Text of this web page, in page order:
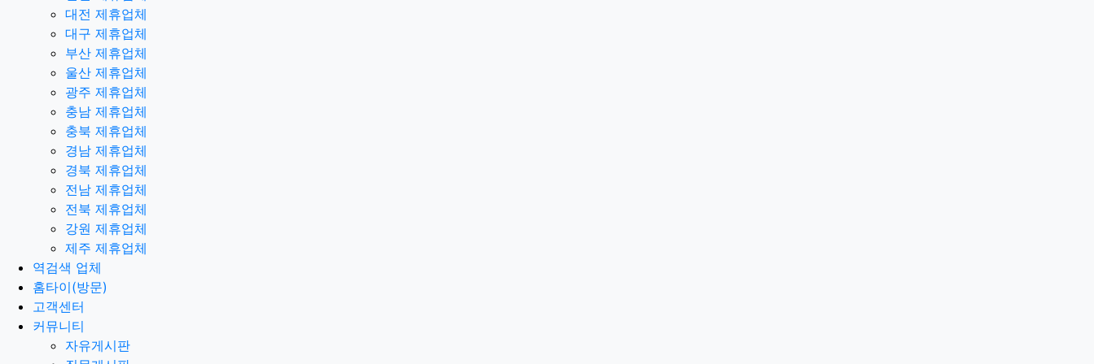
대전 제휴업체
대구 제휴업체
부산 제휴업체
울산 제휴업체
광주 제휴업체
충남 제휴업체
충북 제휴업체
경남 제휴업체
경북 제휴업체
전남 제휴업체
전북 제휴업체
강원 제휴업체
제주 제휴업체
역검색 업체
홈타이(방문)
고객센터
커뮤니티
자유게시판